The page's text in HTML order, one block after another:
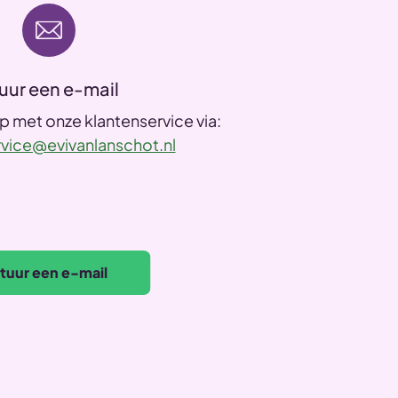
een e-mail
met onze klantenservice via:
een e-mail